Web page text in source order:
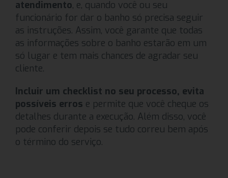
atendimento, e, quando você ou seu
funcionário for dar o banho só precisa seguir
as instruções. Assim, você garante que todas
as informações sobre o banho estarão em um
só lugar e tem mais chances de agradar seu
cliente.
Incluir um checklist no seu processo, evita
possíveis erros e permite que você cheque os
detalhes durante a execução. Além disso, você
pode conferir depois se tudo correu bem após
o término do serviço.